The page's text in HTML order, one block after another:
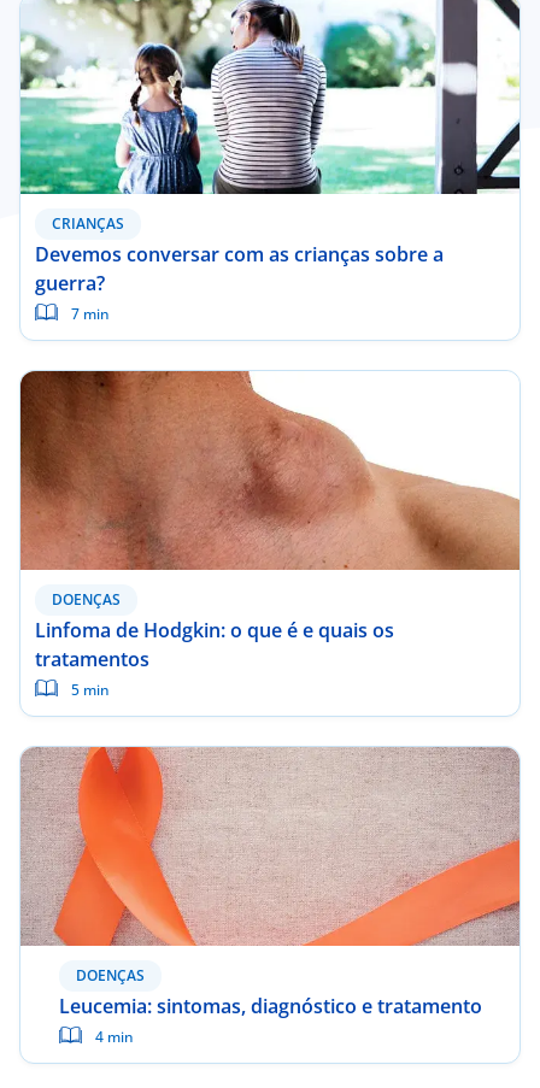
CRIANÇAS
Devemos conversar com as crianças sobre a
guerra?
7 min
DOENÇAS
Linfoma de Hodgkin: o que é e quais os
tratamentos
5 min
DOENÇAS
Leucemia: sintomas, diagnóstico e tratamento
4 min